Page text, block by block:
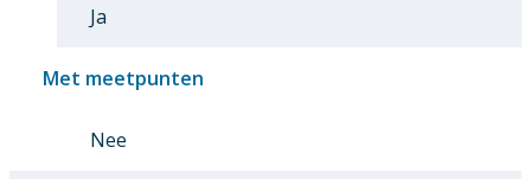
Ja
Met meetpunten
Nee